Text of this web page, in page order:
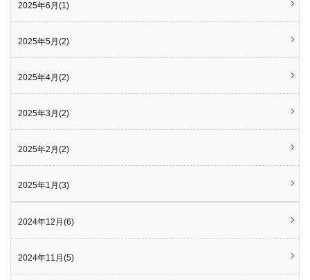
2025年6月(1)
2025年5月(2)
2025年4月(2)
2025年3月(2)
2025年2月(2)
2025年1月(3)
2024年12月(6)
2024年11月(5)